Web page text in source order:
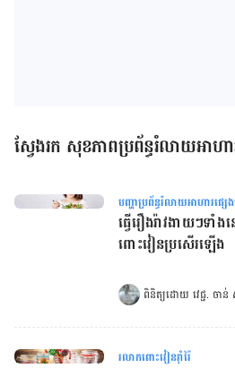
ស្វែងរក សុខភាពប្រព័ន្ធរំលាយអាហ
បញ្ហាប្រព័ន្ធរំលាយអាហារផ្ស
ធ្វើរឿងរ៉ាវងាយៗទ
ពោះវៀនប្រសើរឡើង​​​​​​​​​​​​​​​​​​​​​​​​​​​​​​​​​
ពិនិត្យដោយ វេជ្ជ. ច
រលាកពោះវៀនរ៉ាំរ៉ៃ